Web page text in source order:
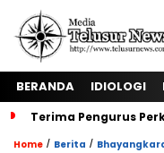
BERANDA IDIOLOGI
Terima Pengurus
Home / Berita /